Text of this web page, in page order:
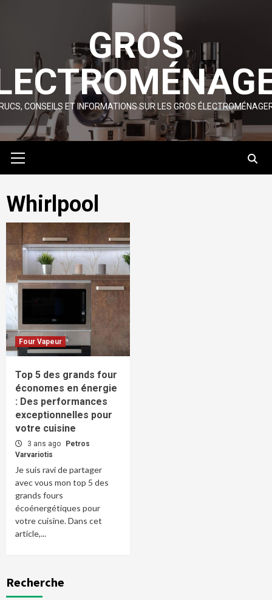
GROS
CONSEILS ET INFORMATIONS SUR LES GROS
Menu
Whirlpool
Four Vapeur
Top 5 des grands four
économes en énergie
: Des performances
exceptionnelles pour
votre cuisine
3 ans ago
Petros
Varvariotis
Je suis ravi de partager
avec vous mon top 5 des
grands fours
écoénergétiques pour
votre cuisine. Dans cet
article,...
Recherche